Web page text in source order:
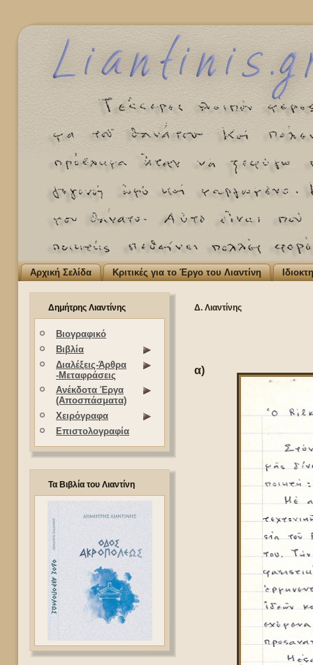
Αρχική Σελίδα Κριτικές για το Έργο του Λιαντίνη
Δημήτρης Λιαντίνης
Βιογραφικό
Βιβλία
Διαλέξεις-Άρθρα
-Μεταφράσεις
Ανέκδοτα Έργα
(Αποσπάσματα)
Χειρόγραφα
Επιστολογραφία
Τα Βιβλία του Λιαντίνη
Δ. Λιαντίνης
α)